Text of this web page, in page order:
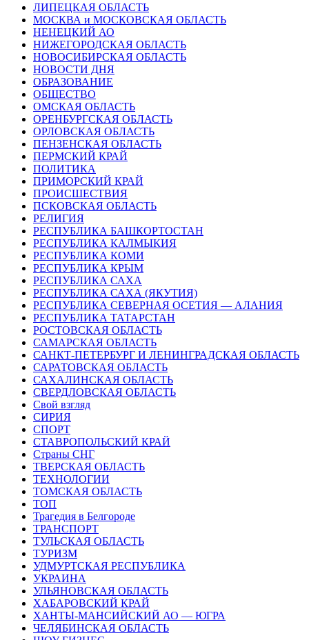
ЛИПЕЦКАЯ ОБЛАСТЬ
МОСКВА и МОСКОВСКАЯ ОБЛАСТЬ
НЕНЕЦКИЙ АО
НИЖЕГОРОДСКАЯ ОБЛАСТЬ
НОВОСИБИРСКАЯ ОБЛАСТЬ
НОВОСТИ ДНЯ
ОБРАЗОВАНИЕ
ОБЩЕСТВО
ОМСКАЯ ОБЛАСТЬ
ОРЕНБУРГСКАЯ ОБЛАСТЬ
ОРЛОВСКАЯ ОБЛАСТЬ
ПЕНЗЕНСКАЯ ОБЛАСТЬ
ПЕРМСКИЙ КРАЙ
ПОЛИТИКА
ПРИМОРСКИЙ КРАЙ
ПРОИСШЕСТВИЯ
ПСКОВСКАЯ ОБЛАСТЬ
РЕЛИГИЯ
РЕСПУБЛИКА БАШКОРТОСТАН
РЕСПУБЛИКА КАЛМЫКИЯ
РЕСПУБЛИКА КОМИ
РЕСПУБЛИКА КРЫМ
РЕСПУБЛИКА САХА
РЕСПУБЛИКА САХА (ЯКУТИЯ)
РЕСПУБЛИКА СЕВЕРНАЯ ОСЕТИЯ — АЛАНИЯ
РЕСПУБЛИКА ТАТАРСТАН
РОСТОВСКАЯ ОБЛАСТЬ
САМАРСКАЯ ОБЛАСТЬ
САНКТ-ПЕТЕРБУРГ И ЛЕНИНГРАДСКАЯ ОБЛАСТЬ
САРАТОВСКАЯ ОБЛАСТЬ
САХАЛИНСКАЯ ОБЛАСТЬ
СВЕРДЛОВСКАЯ ОБЛАСТЬ
Свой взгляд
СИРИЯ
СПОРТ
СТАВРОПОЛЬСКИЙ КРАЙ
Страны СНГ
ТВЕРСКАЯ ОБЛАСТЬ
ТЕХНОЛОГИИ
ТОМСКАЯ ОБЛАСТЬ
ТОП
Трагедия в Белгороде
ТРАНСПОРТ
ТУЛЬСКАЯ ОБЛАСТЬ
ТУРИЗМ
УДМУРТСКАЯ РЕСПУБЛИКА
УКРАИНА
УЛЬЯНОВСКАЯ ОБЛАСТЬ
ХАБАРОВСКИЙ КРАЙ
ХАНТЫ-МАНСИЙСКИЙ АО — ЮГРА
ЧЕЛЯБИНСКАЯ ОБЛАСТЬ